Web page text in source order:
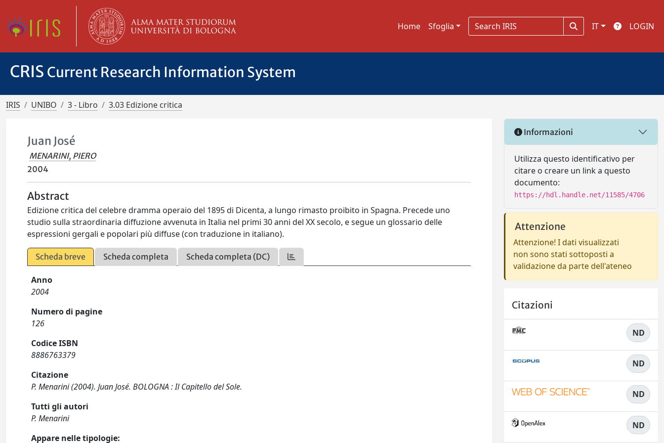
Home Sfoglia IT LOGIN
CRIS Current Research Information System
IRIS UNIBO 3 - Libro 3.03 Edizione critica
Juan José
MENARINI, PIERO
2004
Abstract
Edizione critica del celebre dramma operaio del 1895 di Dicenta, a lungo rimasto proibito in Spagna. Precede uno
studio sulla straordinaria diffuzione avvenuta in Italia nel primi 30 anni del XX secolo, e segue un glossario delle
espressioni gergali e popolari più diffuse (con traduzione in italiano).
Scheda breve Scheda completa Scheda completa (DC)
Anno
2004
Numero di pagine
126
Codice ISBN
8886763379
Citazione
P. Menarini (2004). Juan José. BOLOGNA : Il Capitello del Sole.
Tutti gli autori
P. Menarini
Appare nelle tipologie:
Informazioni
Utilizza questo identificativo per
citare o creare un link a questo
documento:
https://hdl.handle.net/11585/4706
Attenzione
Attenzione! I dati visualizzati
non sono stati sottoposti a
validazione da parte dell'ateneo
Citazioni
ND
ND
ND
ND